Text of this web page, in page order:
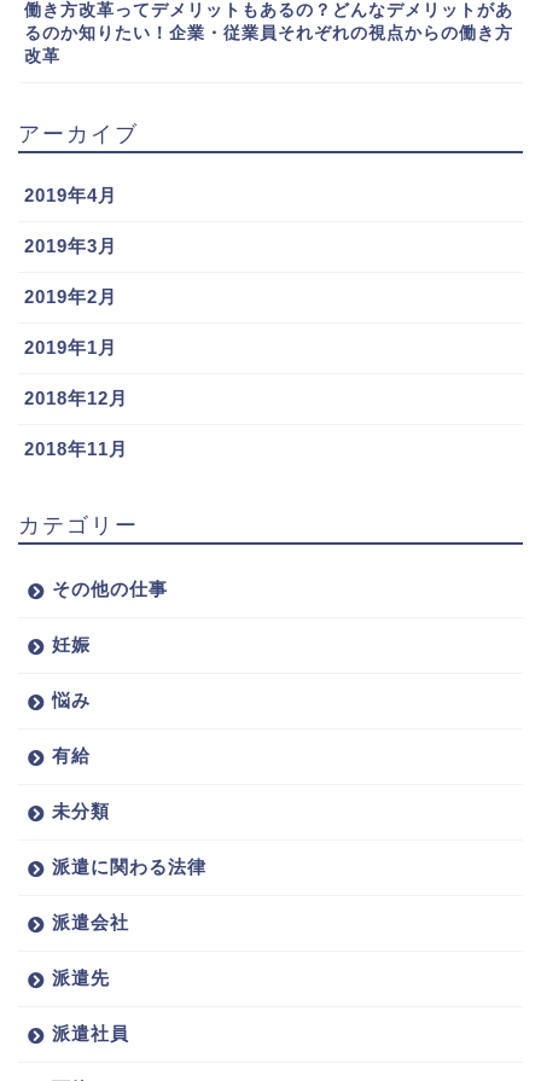
働き方改革ってデメリットもあるの？どんなデメリットがあ
るのか知りたい！企業・従業員それぞれの視点からの働き方
改革
アーカイブ
2019年4月
2019年3月
2019年2月
2019年1月
2018年12月
2018年11月
カテゴリー
その他の仕事
妊娠
悩み
有給
未分類
派遣に関わる法律
派遣会社
派遣先
派遣社員